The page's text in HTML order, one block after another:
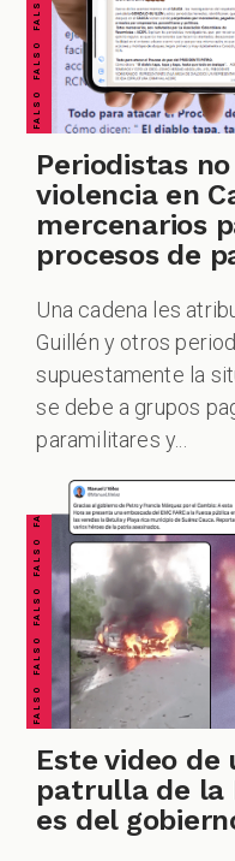
Periodistas
violencia en
mercenarios
procesos de
Una cadena les
Guillén y otros
supuestamente la
se debe a grupos
paramilitares y...
FALSO FALSO FALSO FALSO FALSO FALSO FALSO
Este video de
patrulla de la
es del